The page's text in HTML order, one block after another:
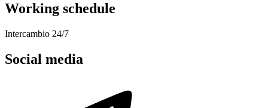
Working schedule
Intercambio 24/7
Social media